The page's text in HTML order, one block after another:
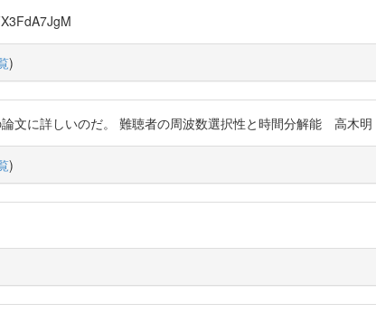
)
文に詳しいのだ。 難聴者の周波数選択性と時間分解能 高木
)